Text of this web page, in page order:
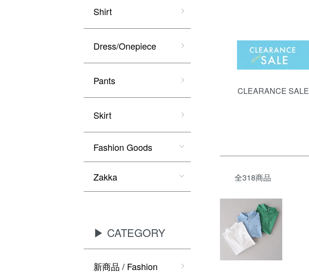
グループ一覧
CLEARANCE SALE
全318商品
Shirt
Dress/Onepiece
Pants
Skirt
Fashion Goods
Zakka
▶ CATEGORY
新商品 / Fashion